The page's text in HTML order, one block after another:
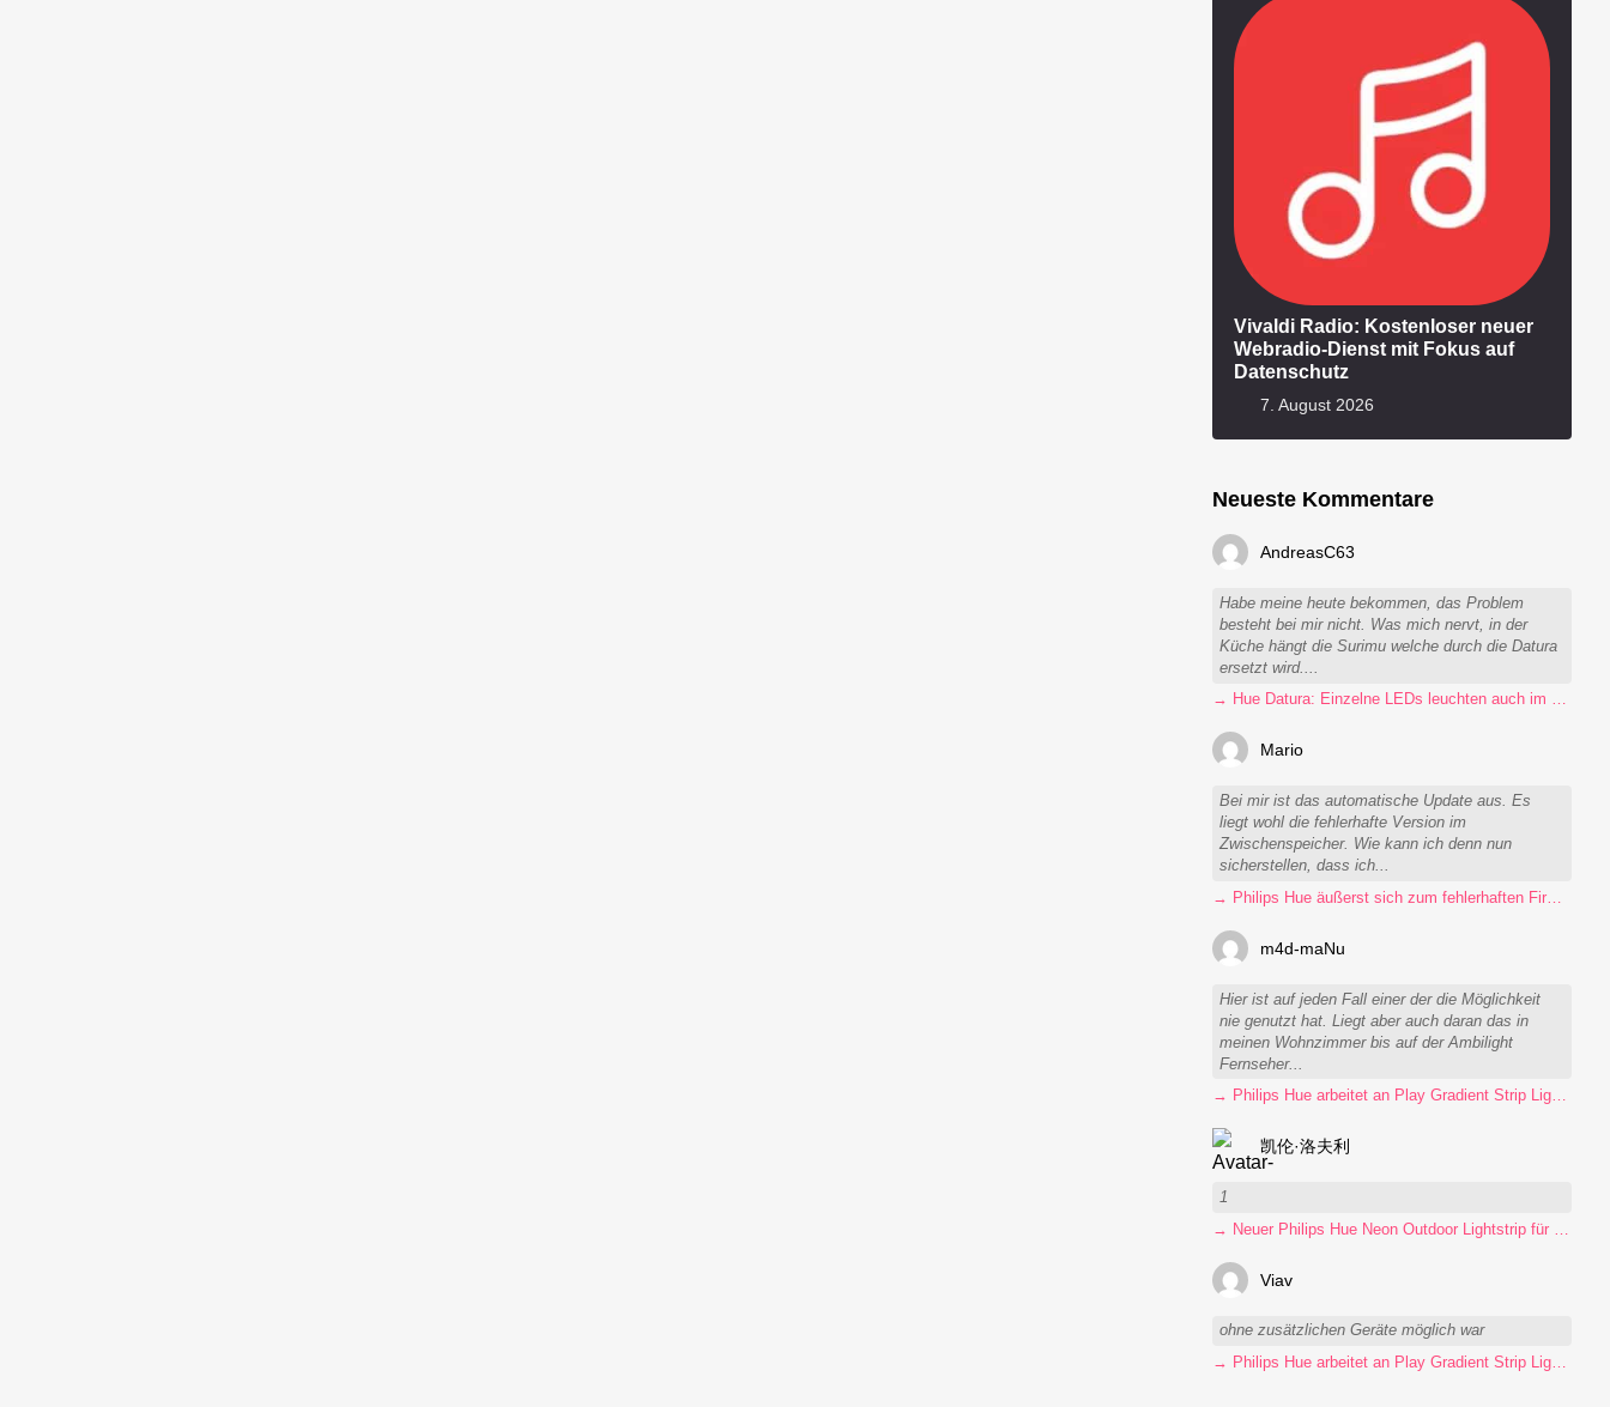
Vivaldi Radio: Kostenloser neuer
Webradio-Dienst mit Fokus auf
Datenschutz
7. August 2026
Neueste Kommentare
AndreasC63
Habe meine heute bekommen, das Problem
besteht bei mir nicht. Was mich nervt, in der
Küche hängt die Surimu welche durch die Datura
ersetzt wird....
→ Hue Datura: Einzelne LEDs leuchten auch im ausgeschalteten Zustand
Mario
Bei mir ist das automatische Update aus. Es
liegt wohl die fehlerhafte Version im
Zwischenspeicher. Wie kann ich denn nun
sicherstellen, dass ich...
→ Philips Hue äußerst sich zum fehlerhaften Firmware-Update
m4d-maNu
Hier ist auf jeden Fall einer der die Möglichkeit
nie genutzt hat. Liegt aber auch daran das in
meinen Wohnzimmer bis auf der Ambilight
Fernseher...
→ Philips Hue arbeitet an Play Gradient Strip Light Pro
凯伦·洛夫利
1
Viav
ohne zusätzlichen Geräte möglich war
→ Philips Hue arbeitet an Play Gradient Strip Light Pro